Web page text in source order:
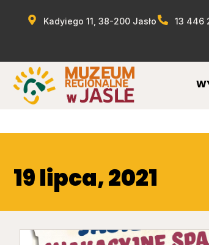
Kadyiego 11, 38-200 Jasło 13 446
19 lipca, 2021